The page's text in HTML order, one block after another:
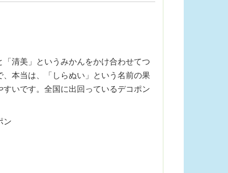
清美」というみかんをかけ合わせてつ
本当は、「しらぬい」という名前の果
いです。全国に出回っているデコポン
ン